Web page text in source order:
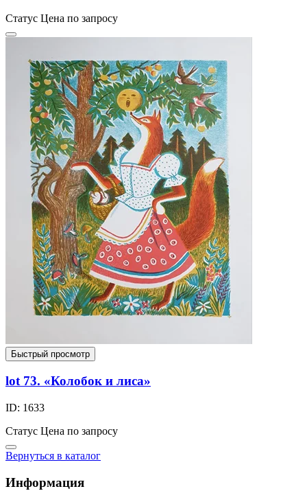
Статус Цена по запросу
Быстрый просмотр
lot 73. «Колобок и лиса»
ID: 1633
Статус Цена по запросу
Вернуться в каталог
Информация